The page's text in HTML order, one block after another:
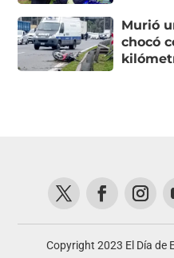
Murió
chocó
Copyright 2023 El Día de